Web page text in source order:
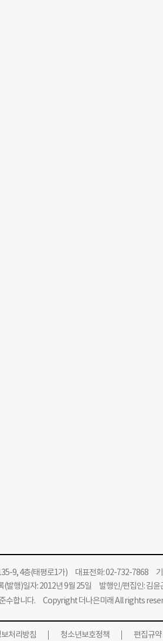
9, 4층(태평로1가) 대표전화: 02-732-7868 기
발행)일자: 2012년 9월 25일 발행인/편집인: 김
수합니다. Copyright 더나은미래 All rights
처리방침 청소년보호정책 편집규약